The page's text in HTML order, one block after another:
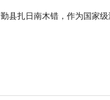
县扎日南木错，作为国家